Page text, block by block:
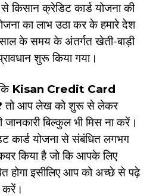
क्रेडिट कार्ड योजना की
का लाभ उठा कर के हमारे देश
के समय के अंतर्गत खेती-बाड़ी
शुरू किया गया।
Kisan Credit Card
तो आप लेख को शुरू से लेकर
बिल्कुल भी मिस ना करें।
कार्ड योजना से संबंधित लगभग
किया है जो कि आपके लिए
होगा इसीलिए आप को अच्छे से पढ़े
करें।